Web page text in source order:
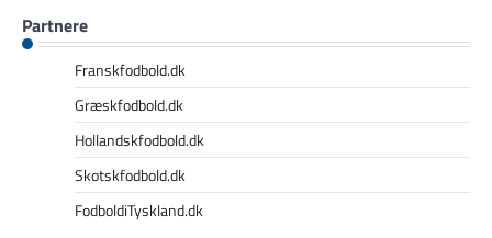
Partnere
Franskfodbold.dk
Græskfodbold.dk
Hollandskfodbold.dk
Skotskfodbold.dk
FodboldiTyskland.dk